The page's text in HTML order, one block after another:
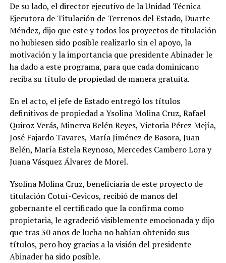
De su lado, el director ejecutivo de la Unidad Técnica
Ejecutora de Titulación de Terrenos del Estado, Duarte
Méndez, dijo que este y todos los proyectos de titulación
no hubiesen sido posible realizarlo sin el apoyo, la
motivación y la importancia que presidente Abinader le
ha dado a este programa, para que cada dominicano
reciba su título de propiedad de manera gratuita.
En el acto, el jefe de Estado entregó los títulos
definitivos de propiedad a Ysolina Molina Cruz, Rafael
Quiroz Verás, Minerva Belén Reyes, Victoria Pérez Mejía,
José Fajardo Tavares, María Jiménez de Basora, Juan
Belén, María Estela Reynoso, Mercedes Cambero Lora y
Juana Vásquez Álvarez de Morel.
Ysolina Molina Cruz, beneficiaria de este proyecto de
titulación Cotuí-Cevicos, recibió de manos del
gobernante el certificado que la confirma como
propietaria, le agradeció visiblemente emocionada y dijo
que tras 30 años de lucha no habían obtenido sus
títulos, pero hoy gracias a la visión del presidente
Abinader ha sido posible.